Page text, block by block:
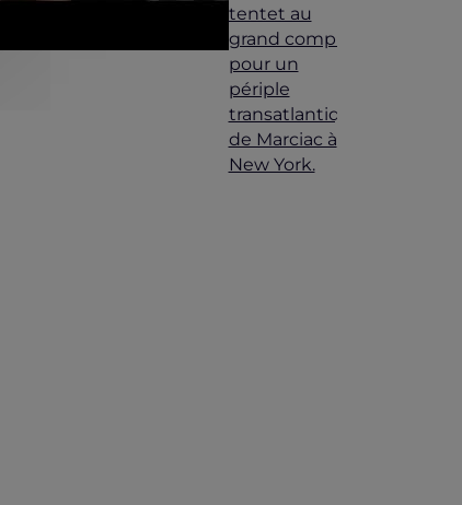
tentet au
grand complet
pour un
périple
transatlantique
de Marciac à
New York.